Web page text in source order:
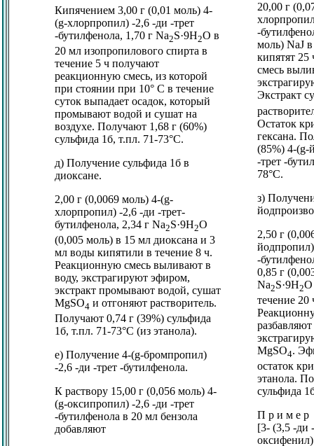
Кипячением 3,00 г (0,01 моль) 4-
(g-хлорпропил) -2,6 -ди -трет
-бутилфенола, 1,70 г Na2S·9Н2О в
20 мл изопропилового спирта в
течение 5 ч получают
реакционную смесь, из которой
при стоянии при 10° C в течение
суток выпадает осадок, который
промывают водой и сушат на
воздухе. Получают 1,68 г (60%)
сульфида 1б, т.пл. 71-73°C.
д) Получение сульфида 1б в
диоксане.
2,00 г (0,0069 моль) 4-(g-
хлорпропил) -2,6 -ди -трет-
бутилфенола, 2,34 г Na2S·9Н2О
(0,005 моль) в 15 мл диоксана и 3
мл воды кипятили в течение 8 ч.
Реакционную смесь выливают в
воду, экстрагируют эфиром,
экстракт промывают водой, сушат
MgSO4 и отгоняют растворитель.
Получают 0,74 г (39%) сульфида
1б, т.пл. 71-73°C (из этанола).
е) Получение 4-(g-бромпропил)
-2,6 -ди -трет -бутилфенола.
К раствору 15,00 г (0,056 моль) 4-
(g-оксипропил) -2,6 -ди -трет
-бутилфенола в 20 мл бензола
добавляют
20,00 г
-
моль) NaJ
кипятят
смесь
Экстракт
Остаток
гексана.
(85%) 4-(g-
-трет -
78°C.
з)
2,50 г
-
0,85 г
Na2S·9Н2О
течение 20
MgSO4.
остаток
этанола.
сульфида
П р и м е р
[3- (3,5 -ди